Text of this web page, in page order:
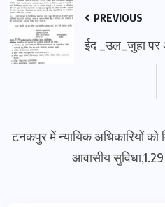
PREVIOUS
ईद _उल_जुहा
टनकपुर में न्यायिक अधिकारियों
आवासीय